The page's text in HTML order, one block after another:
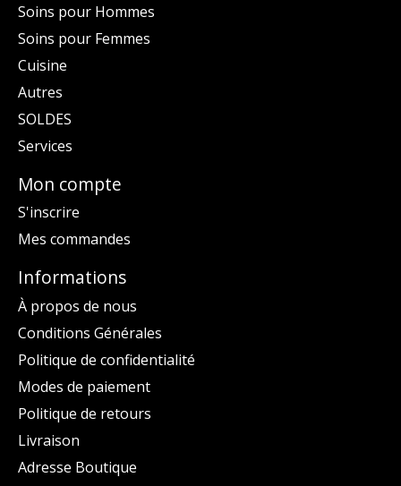
Soins pour Hommes
Soins pour Femmes
Cuisine
Autres
SOLDES
Services
Mon compte
S'inscrire
Mes commandes
Informations
À propos de nous
Conditions Générales
Politique de confidentialité
Modes de paiement
Politique de retours
Livraison
Adresse Boutique